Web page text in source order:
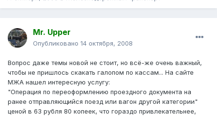
Mr. Upper
Опубликовано 14 октября, 2008
Вопрос даже темы новой не стоит, но всё-же очень важный,
чтобы не пришлось скакать галопом по кассам... На сайте
МЖА нашел интересную услугу:
"Операция по переоформлению проездного документа на
ранее отправляющийся поезд или вагон другой категории"
ценой в 63 рубля 80 копеек, что гораздо привлекательнее,